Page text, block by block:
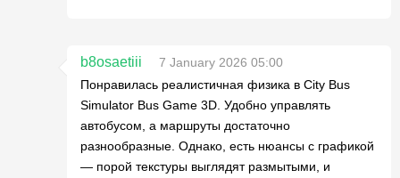
b8osaetiii
7 January 2026 05:00
Понравилась реалистичная физика в City Bus
Simulator Bus Game 3D. Удобно управлять
автобусом, а маршруты достаточно
разнообразные. Однако, есть нюансы с графикой
— порой текстуры выглядят размытыми, и